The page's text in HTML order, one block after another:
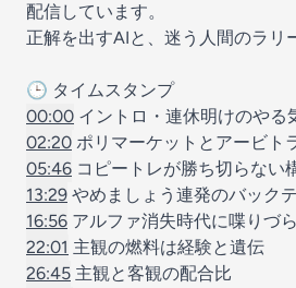
配信しています。
正解を出すAIと、迷う人間のラリ
🕒 タイムスタンプ
00:00 イントロ・連休明けのやる
02:20 ポリマーケットとアービト
05:46 コピートレが勝ち切らない
13:29 やめましょう連発のバック
16:56 アルファ消失時代に喋りづ
22:01 主観の燃料は経験と遺伝
26:45 主観と客観の配合比